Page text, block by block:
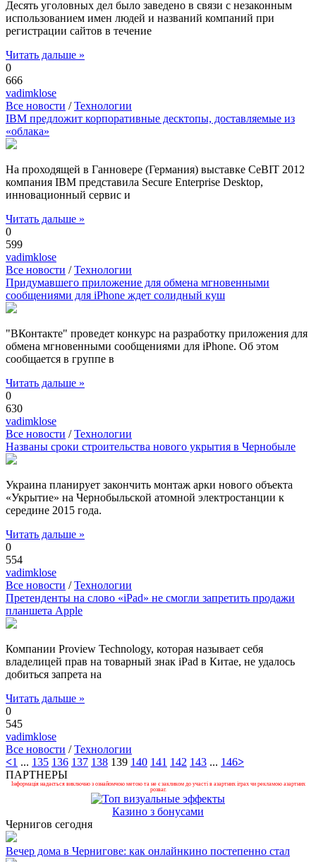
Десять уголовных дел было заведено в связи с незаконным
использованием имен людей и названий компаний при
регистрации сайтов в течение
Читать дальше »
0
666
vadimklose
Все новости /Технологии
IBM предложит корпоративные десктопы, доставляемые из
«облака»
На проходящей в Ганновере (Германия) выставке CeBIT 2012
компания IBM представила Secure Enterprise Desktop,
инновационный сервис и
Читать дальше »
0
599
vadimklose
Все новости /Технологии
Придумавшего приложение для обмена мгновенными
сообщениями для iPhone ждет солидный куш
"ВКонтакте" проведет конкурс на разработку приложения для
обмена мгновенными сообщениями для iPhone. Об этом
сообщается в группе в
Читать дальше »
0
630
vadimklose
Все новости /Технологии
Названы сроки строительства нового укрытия в Чернобыле
Украина планирует закончить монтаж арки нового объекта
«Укрытие» на Чернобыльской атомной электростанции к
середине 2015 года.
Читать дальше »
0
554
vadimklose
Все новости /Технологии
Претенденты на слово «iPad» не смогли запретить продажи
планшета Apple
Компании Proview Technology, которая называет себя
владелицей прав на товарный знак iPad в Китае, не удалось
добиться запрета на
Читать дальше »
0
545
vadimklose
Все новости /Технологии
<1 ... 135 136 137 138 139 140 141 142 143 ... 146>
ПАРТНЕРЫ
Інформація надається виключно з ознайомчою метою та не є закликом до участі в азартних іграх чи рекламою азартних
розваг.
Казино з бонусами
Чернигов сегодня
Вечер дома в Чернигове: как онлайнкино постепенно стал